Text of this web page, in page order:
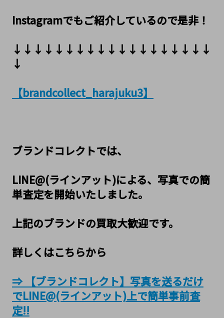
Instagramでもご紹介しているので是非！
↓↓↓↓↓↓↓↓↓↓↓↓↓↓↓↓↓↓↓
↓
【brandcollect_harajuku3】
ブランドコレクトでは、
LINE@(ラインアット)による、写真での簡
単査定を開始いたしました。
上記のブランドの買取大歓迎です。
詳しくはこちらから
⇒ 【ブランドコレクト】写真を送るだけ
でLINE@(ラインアット)上で簡単事前査
定!!